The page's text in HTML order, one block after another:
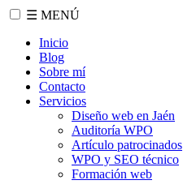
☰ MENÚ
Inicio
Blog
Sobre mí
Contacto
Servicios
Diseño web en Jaén
Auditoría WPO
Artículo patrocinados
WPO y SEO técnico
Formación web